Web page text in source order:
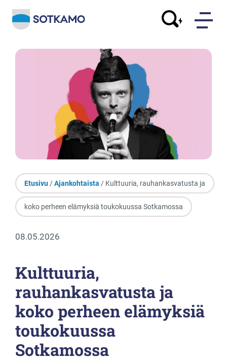
Etusivu /Ajankohtaista / Kulttuuria, rauhankasvatusta ja
koko perheen elämyksiä toukokuussa Sotkamossa
08.05.2026
Kulttuuria,
rauhankasvatusta ja
koko perheen elämyksiä
toukokuussa
Sotkamossa